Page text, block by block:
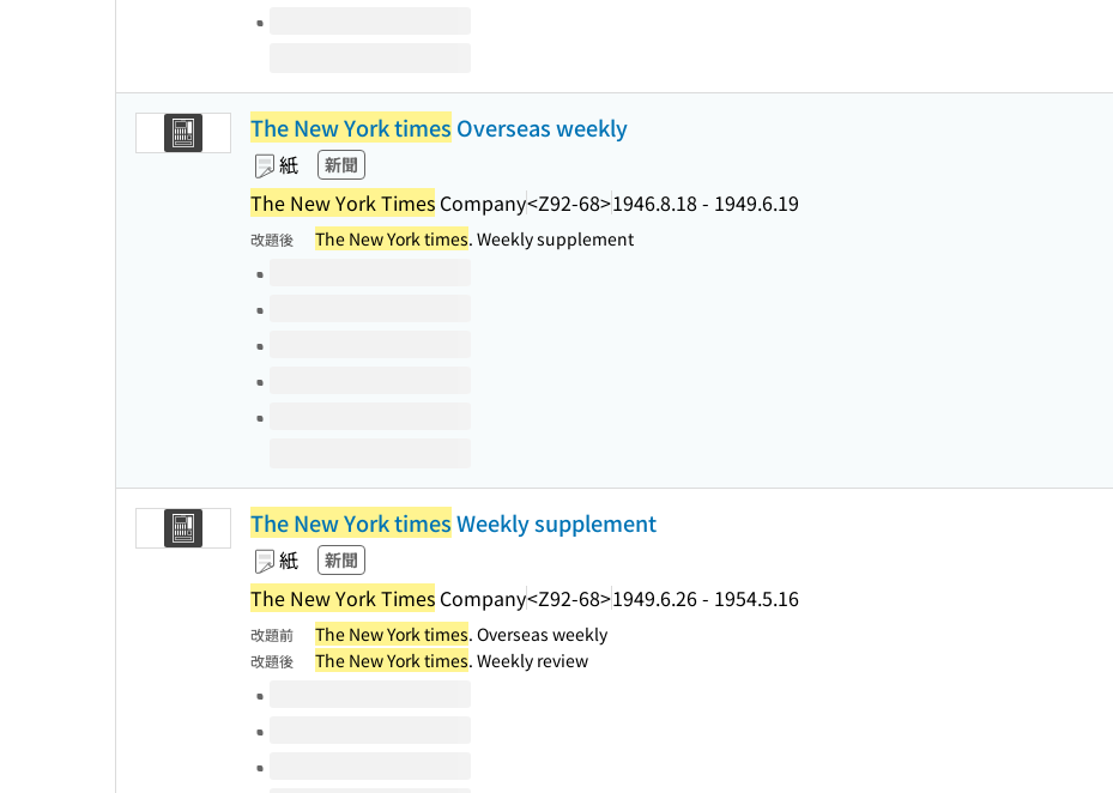
The New York times Overseas weekly
紙 新聞
The New York Times Company<Z92-68>1946.8.18 - 1949.6.19
改題後 The New York times. Weekly supplement
このタイトルの巻号
The New York timesWeekly supplement
紙 新聞
The New York Times Company<Z92-68>1949.6.26 - 1954.5.16
改題前 The New York times. Overseas weekly
改題後 The New York times. Weekly review
このタイトルの巻号